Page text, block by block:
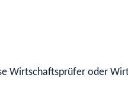
Wirtschaftsprüfer oder